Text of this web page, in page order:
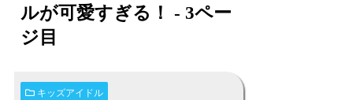
ルが可愛すぎる！ - 3ペー
ジ目
キッズアイドル